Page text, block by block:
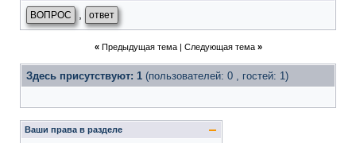
ВОПРОС ответ
« Предыдущая тема| Следующая тема »
Здесь присутствуют: 1 (пользователей: 0 , гостей: 1)
Ваши права в разделе